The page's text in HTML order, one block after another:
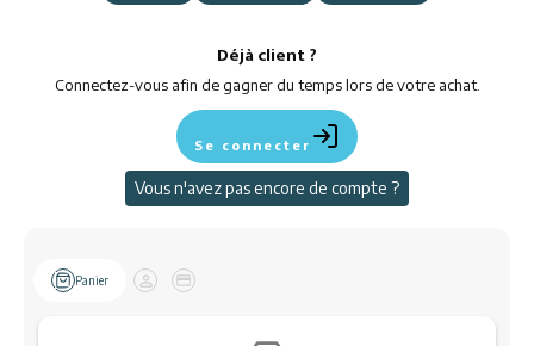
Hébergements
Restaurants
Déjà client ?
Connectez-vous afin de gagner du temps lors de votre achat.
Se connecter
Vous n'avez pas encore de compte ?
Panier Client